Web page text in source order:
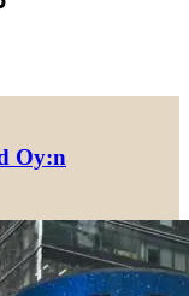
Oy:n